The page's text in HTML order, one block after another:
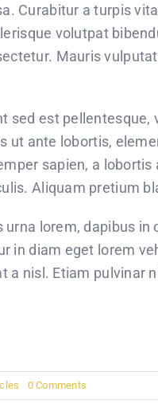
Curabitur a turpis
volutpat
Mauris
sed est
ut ante lobortis,
sapien, a
Aliquam pretium
lorem, dapibus
in diam eget lorem
a nisl. Etiam pulvinar
0 Comments
Ask